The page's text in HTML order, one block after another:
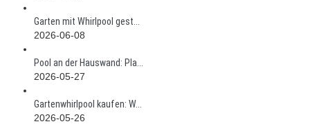
Garten mit Whirlpool gest...
2026-06-08
Pool an der Hauswand: Pla...
2026-05-27
Gartenwhirlpool kaufen: W...
2026-05-26